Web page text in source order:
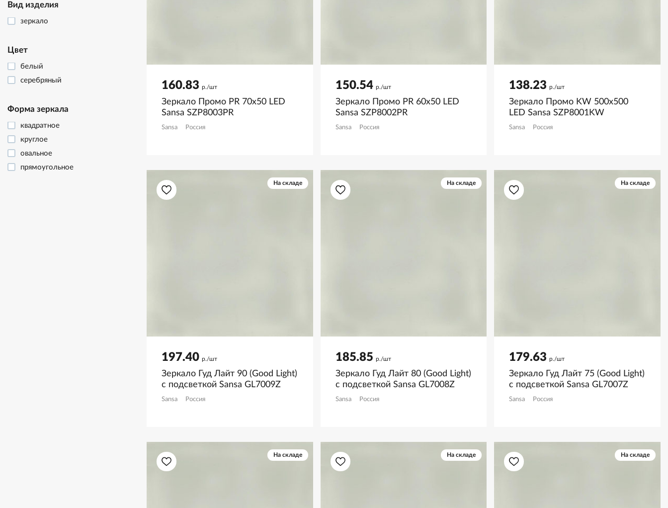
Вид изделия
зеркало
Цвет
белый
серебряный
Форма зеркала
квадратное
круглое
овальное
прямоугольное
160.83 р./шт
Зеркало Промо PR 70х50 LED
Sansa SZP8003PR
Sansa Россия
150.54 р./шт
Зеркало Промо PR 60х50 LED
Sansa SZP8002PR
Sansa Россия
138.23 р./шт
Зеркало Промо KW 500х500
LED Sansa SZP8001KW
Sansa Россия
На складе
197.40 р./шт
Зеркало Гуд Лайт 90 (Good Light)
с подсветкой Sansa GL7009Z
Sansa Россия
На складе
185.85 р./шт
Зеркало Гуд Лайт 80 (Good Light)
с подсветкой Sansa GL7008Z
Sansa Россия
На складе
179.63 р./шт
Зеркало Гуд Лайт 75 (Good Light)
с подсветкой Sansa GL7007Z
Sansa Россия
На складе На складе На складе